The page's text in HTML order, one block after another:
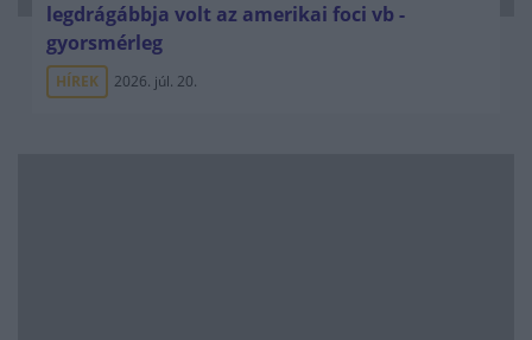
legdrágábbja volt az amerikai foci vb -
gyorsmérleg
HÍREK 2026. júl. 20.